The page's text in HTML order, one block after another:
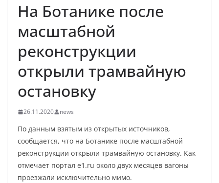
На Ботанике после
масштабной
реконструкции
открыли трамвайную
остановку
26.11.2020 news
По данным взятым из открытых источников,
сообщается, что на Ботанике после масштабной
реконструкции открыли трамвайную остановку. Как
отмечает портал e1.ru около двух месяцев вагоны
проезжали исключительно мимо.